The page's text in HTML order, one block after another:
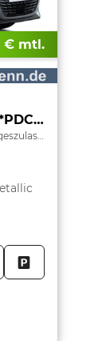
€ mtl.
Allure Turbo 100 PS Android Auto*SHZ*PDC v/h*Klimaauto*Tempomat*